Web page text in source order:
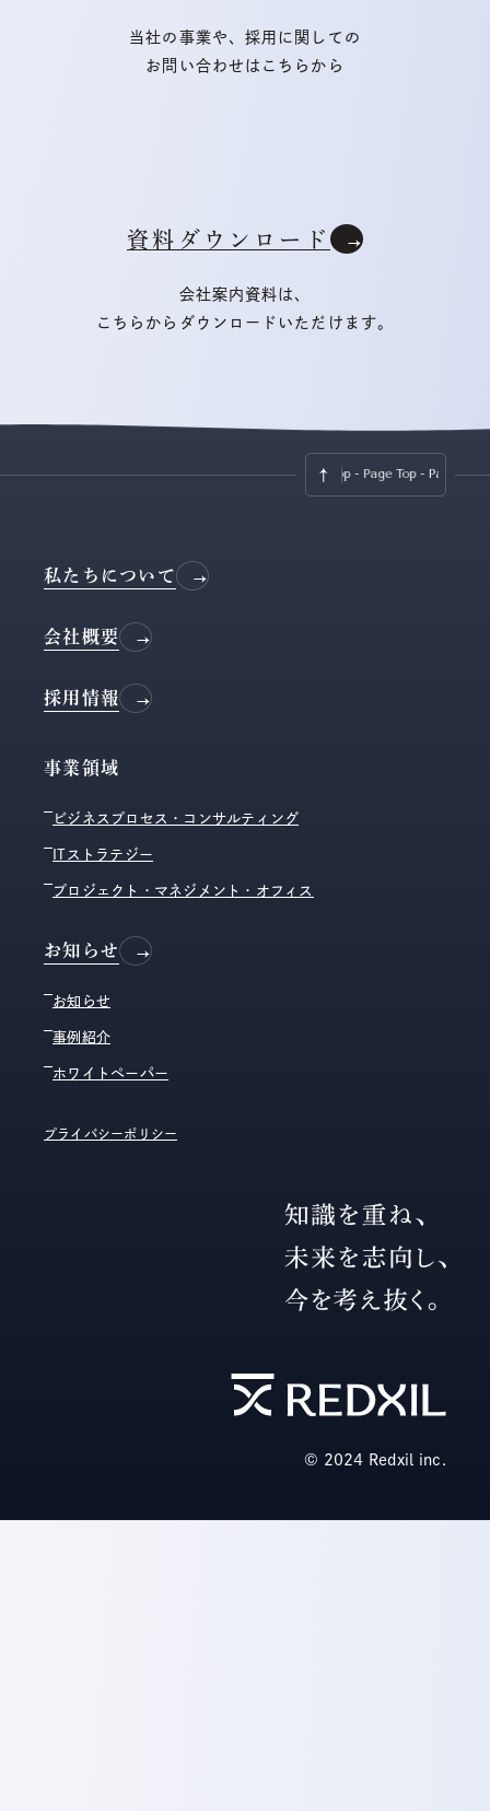
当社の事業や、採用に関しての
お問い合わせはこちらから
資料ダウンロード
会社案内資料は、
こちらからダウンロードいただけます。
Page Top - Page Top - Page Top -
私たちについて
会社概要
採用情報
事業領域
ビジネスプロセス・コンサルティング
ITストラテジー
プロジェクト・マネジメント・オフィス
お知らせ
お知らせ
事例紹介
ホワイトペーパー
プライバシーポリシー
© 2024 Redxil inc.️